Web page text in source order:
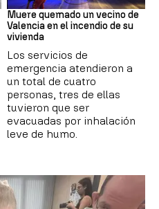
Muere quemado un vecino de
Valencia en el incendio de su
vivienda
Los servicios de
emergencia atendieron a
un total de cuatro
personas, tres de ellas
tuvieron que ser
evacuadas por inhalación
leve de humo.